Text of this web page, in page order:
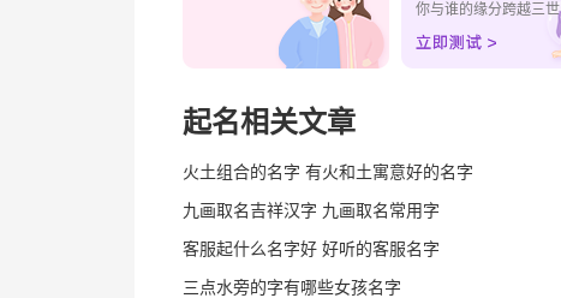
你与谁的缘分跨越三世
起名相关文章
火土组合的名字 有火和土寓意好的名字
九画取名吉祥汉字 九画取名常用字
客服起什么名字好 好听的客服名字
三点水旁的字有哪些女孩名字